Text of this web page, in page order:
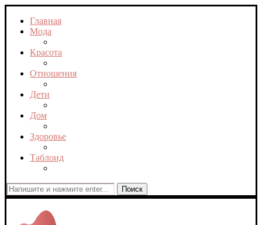
Главная
Мода
Красота
Отношения
Дети
Дом
Здоровье
Таблоид
Поиск